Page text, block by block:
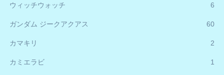
ウィッチウォッチ 6
ガンダム ジークアクアス 60
カマキリ 2
カミエラビ 1